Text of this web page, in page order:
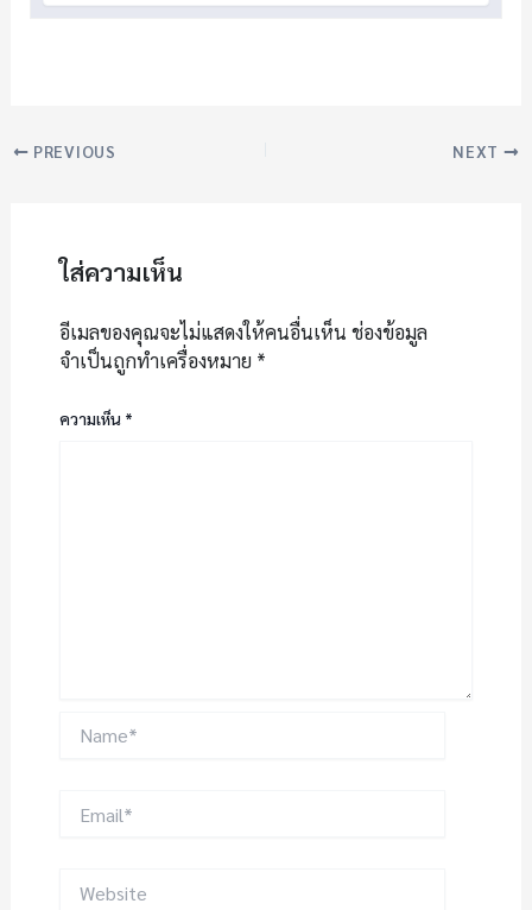
PREVIOUS NEXT
ใส่ความเห็น
อีเมลของคุณจะไม่แสดงให้คนอื่นเห็น ช่องข้อมูล
จำเป็นถูกทำเครื่องหมาย *
ความเห็น *